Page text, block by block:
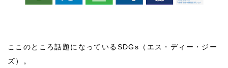
ここのところ話題になっているSDGs（エス・ディー・ジー
ズ）。